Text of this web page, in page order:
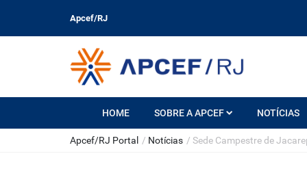
Apcef/RJ
HOME SOBRE A APCEF NOTÍCIAS
Apcef/RJ Portal / Notícias / Sede Campestre de